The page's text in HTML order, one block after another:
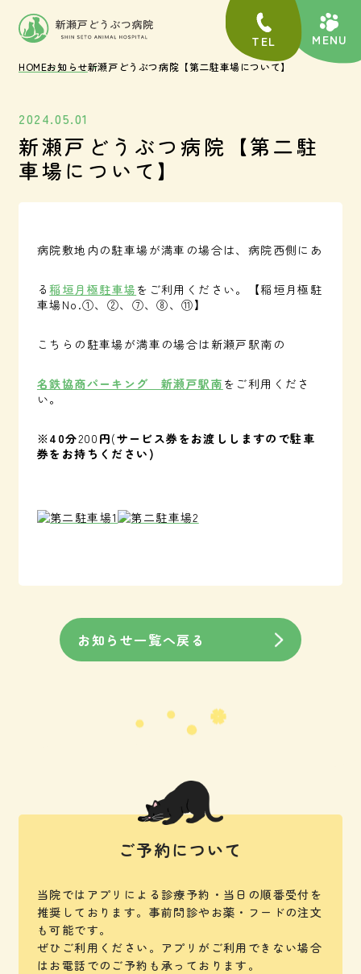
TEL
HOMEお知らせ新瀬戸どうぶつ病院【第二駐車場について】
2024.05.01
新瀬戸どうぶつ病院【第二駐
車場について】
病院敷地内の駐車場が満車の場合は、病院西側にあ
る稲垣月極駐車場 をご利用ください。【稲垣月極駐
車場No.①、②、⑦、⑧、⑪】
こちらの駐車場が満車の場合は新瀬戸駅南の
名鉄協商パーキング 新瀬戸駅南 をご利用くださ
い。
※40分200 円(サービス券をお渡ししますので駐車
券をお持ちください)
お知らせ一覧へ戻る
ご予約について
当院ではアプリによる診療予約・当日の順番受付を
推奨しております。 事前問診やお薬・フードの注文
も可能です。
ぜひご利用ください。 アプリがご利用できない場合
はお電話でのご予約も承っております。